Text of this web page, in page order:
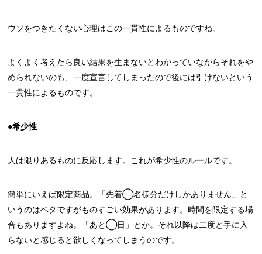
ウソをつきたくない心理はこの一貫性によるものですね。
よくよく考えたら良い結果を生まないとわかっていながらそれをや
められないのも、一度宣言してしまったので後には引けないという
一貫性によるものです。
●希少性
人は限りあるものに反応します。これが希少性のルールです。
簡単にいえば限定商品。「先着◯名様分だけしかありません」と
いうのはベタですがものすごい効果があります。時間を限定する場
合もありますよね。「あと◯日」とか。それ以降は二度と手に入
らないと感じると欲しくなってしまうのです。